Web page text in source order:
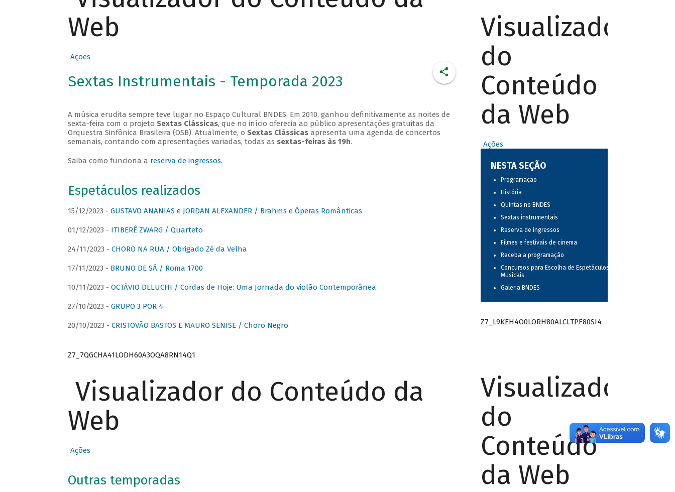
Web
Ações
Sextas Instrumentais - Temporada 2023
A música erudita sempre teve lugar no Espaço Cultural BNDES. Em 2010, ganhou definitivamente as noites de
sexta-feira com o projeto Sextas Clássicas, que no início oferecia ao público apresentações gratuitas da
Orquestra Sinfônica Brasileira (OSB). Atualmente, o Sextas Clássicasapresenta uma agenda de concertos
semanais, contando com apresentações variadas, todas as sextas-feiras às 19h.
Saiba como funciona a reserva de ingressos.
Espetáculos realizados
15/12/2023 - GUSTAVO ANANIAS e JORDAN ALEXANDER / Brahms e Óperas Românticas
01/12/2023 - ITIBERÊ ZWARG / Quarteto
24/11/2023 - CHORO NA RUA / Obrigado Zé da Velha
17/11/2023 - BRUNO DE SÁ / Roma 1700
10/11/2023 - OCTÁVIO DELUCHI / Cordas de Hoje: Uma Jornada do violão Contemporânea
27/10/2023 - GRUPO 3 POR 4
20/10/2023 - CRISTOVÃO BASTOS E MAURO SENISE / Choro Negro
Z7_7QGCHA41LODH60A3OQA8RN14Q1
Visualizador do Conteúdo da
Web
Ações
Outras temporadas
Visualizador
do
Conteúdo
da Web
Ações
NESTA SEÇÃO
Programação
História
Quintas no BNDES
Sextas instrumentais
Reserva de ingressos
Filmes e festivais de cinema
Receba a programação
Concursos para Escolha de Espetáculos
Musicais
Galeria BNDES
Z7_L9KEH4O0LORH80ALCLTPF80SI4
Visualizador
do
Conteúdo
da Web